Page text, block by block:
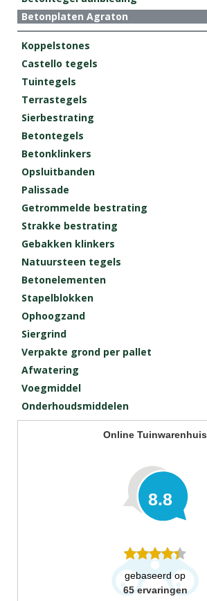
Betonplaten Agraton
Koppelstones
Castello tegels
Tuintegels
Terrastegels
Sierbestrating
Betontegels
Betonklinkers
Opsluitbanden
Palissade
Getrommelde bestrating
Strakke bestrating
Gebakken klinkers
Natuursteen tegels
Betonelementen
Stapelblokken
Ophoogzand
Siergrind
Verpakte grond per pallet
Afwatering
Voegmiddel
Onderhoudsmiddelen
Online Tuinwarenhuis
8.8
gebaseerd op
65 ervaringen